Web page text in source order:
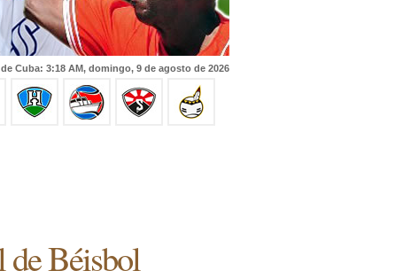
Cuba: 3:18 AM, domingo, 9 de agosto de 2026
de Béisbol